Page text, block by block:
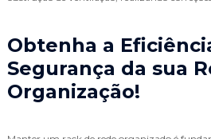
Obtenha a
Segurança da sua
Organização!